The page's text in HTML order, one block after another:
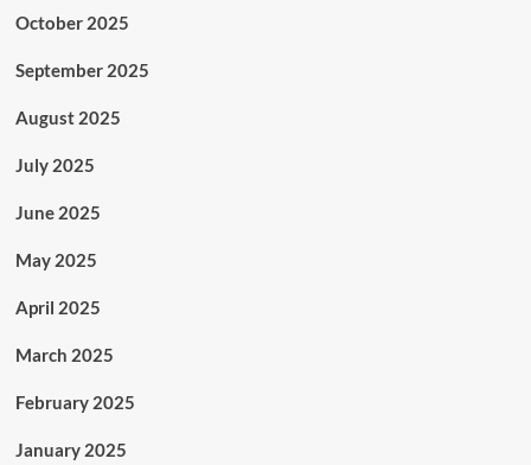
October 2025
September 2025
August 2025
July 2025
June 2025
May 2025
April 2025
March 2025
February 2025
January 2025